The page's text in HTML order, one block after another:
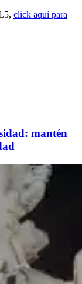
click aquí para
mantén